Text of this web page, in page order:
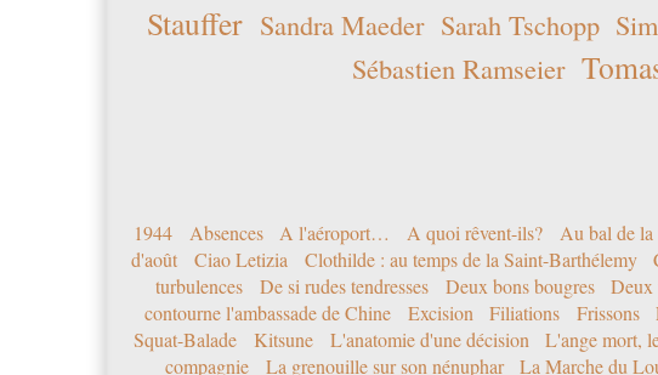
Stauffer Sandra Maeder Sarah Tschopp
Sébastien Ramseier
1944 Absences A l'aéroport… A quoi rêvent-ils? Au bal de la
d'août
Ciao Letizia Clothilde : au temps de la Saint-Barthélemy
turbulences
De si rudes tendresses Deux bons bougres Deux
contourne l'ambassade de Chine
Excision Filiations Frissons
Squat-Balade
Kitsune L'anatomie d'une décision L'ange mort,
compagnie
La grenouille sur son nénuphar La Marche du